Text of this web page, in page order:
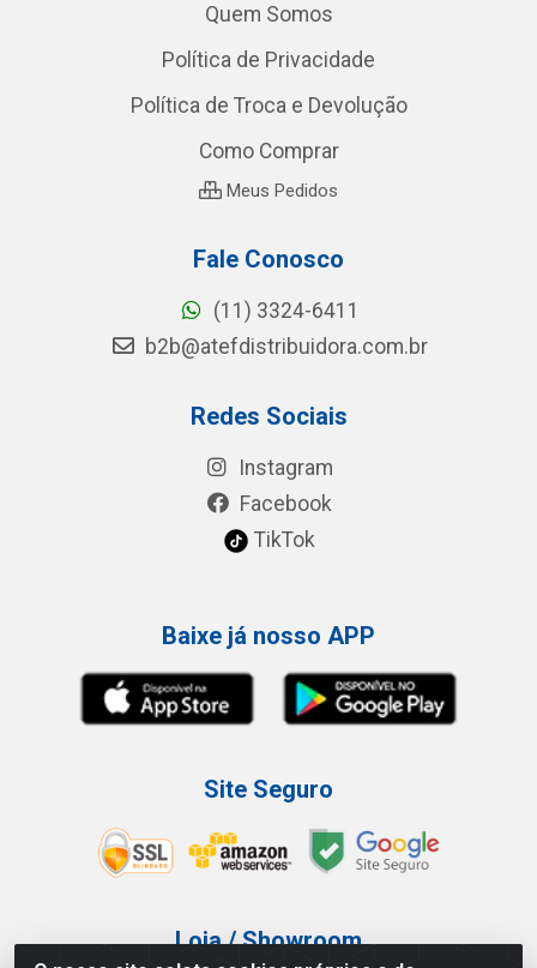
Quem Somos
Política de Privacidade
Política de Troca e Devolução
Como Comprar
Meus Pedidos
Fale Conosco
(11) 3324-6411
b2b@atefdistribuidora.com.br
Redes Sociais
Instagram
Facebook
TikTok
Baixe já nosso APP
Site Seguro
Loja / Showroom